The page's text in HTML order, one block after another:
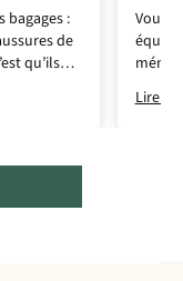
bagages :
de
qu’ils
en a
Vous
Lire la